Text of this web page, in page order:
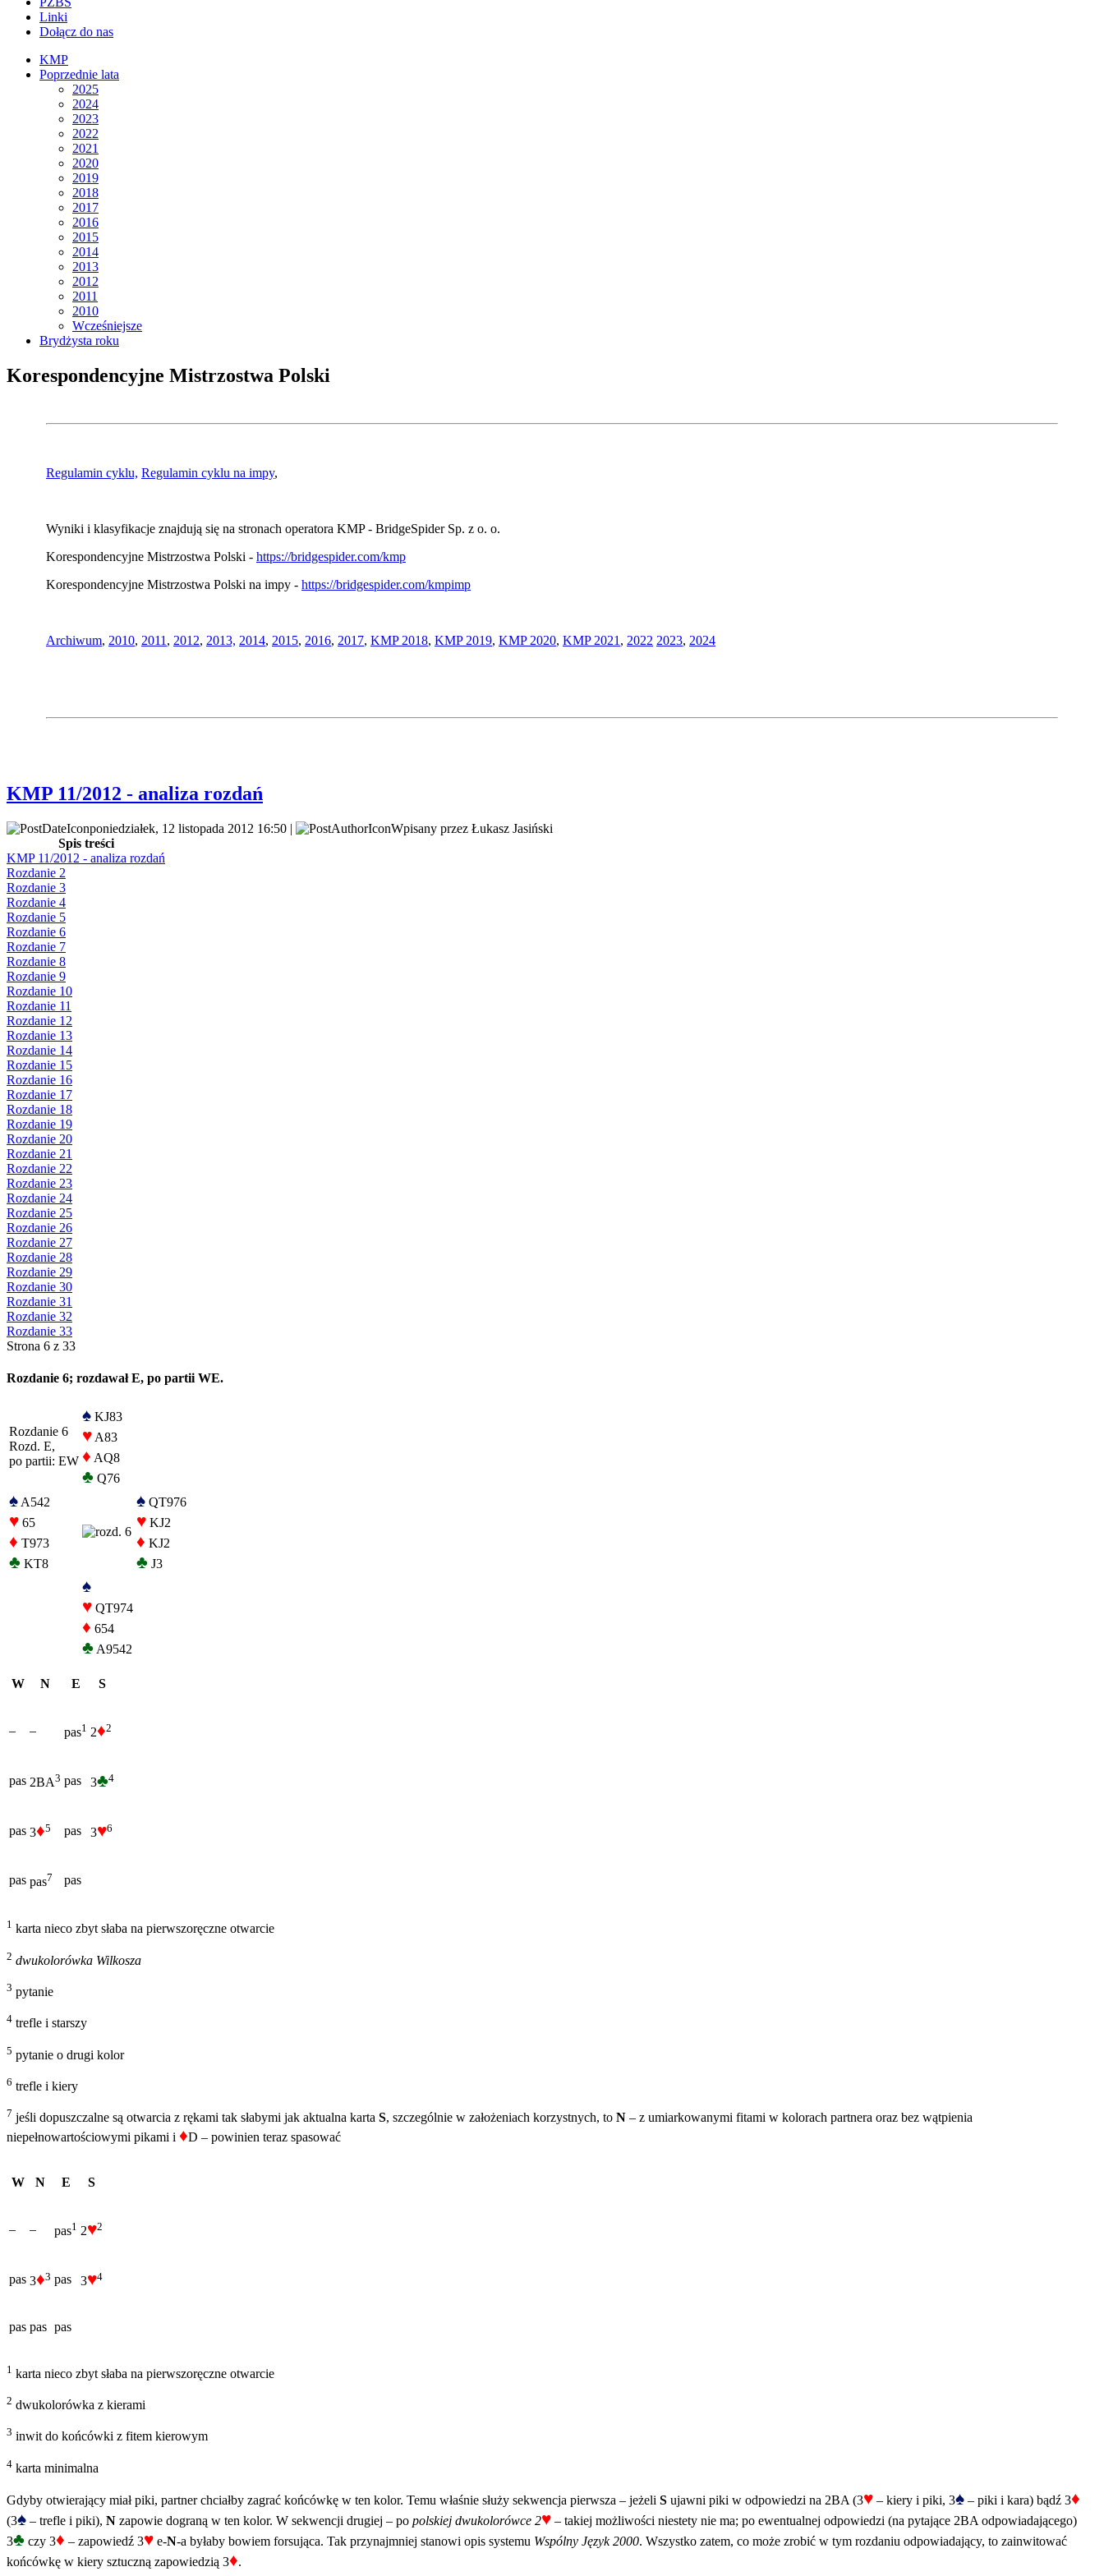
Linki
Dołącz do nas
KMP
Poprzednie lata
2025
2024
2023
2022
2021
2020
2019
2018
2017
2016
2015
2014
2013
2012
2011
2010
Wcześniejsze
Brydżysta roku
Korespondencyjne Mistrzostwa Polski
Regulamin cyklu, Regulamin cyklu na impy,
Wyniki i klasyfikacje znajdują się na stronach operatora KMP - BridgeSpider Sp. z o. o.
Korespondencyjne Mistrzostwa Polski - https://bridgespider.com/kmp
Korespondencyjne Mistrzostwa Polski na impy - https://bridgespider.com/kmpimp
Archiwum, 2010, 2011 , 2012, 2013, 2014, 2015, 2016, 2017, KMP 2018, KMP 2019, KMP 2020, KMP 2021 , 2022 2023, 2024
KMP 11/2012 - analiza rozdań
poniedziałek, 12 listopada 2012 16:50 |
Wpisany przez Łukasz Jasiński
Spis treści
KMP 11/2012 - analiza rozdań
Rozdanie 2
Rozdanie 3
Rozdanie 4
Rozdanie 5
Rozdanie 6
Rozdanie 7
Rozdanie 8
Rozdanie 9
Rozdanie 10
Rozdanie 11
Rozdanie 12
Rozdanie 13
Rozdanie 14
Rozdanie 15
Rozdanie 16
Rozdanie 17
Rozdanie 18
Rozdanie 19
Rozdanie 20
Rozdanie 21
Rozdanie 22
Rozdanie 23
Rozdanie 24
Rozdanie 25
Rozdanie 26
Rozdanie 27
Rozdanie 28
Rozdanie 29
Rozdanie 30
Rozdanie 31
Rozdanie 32
Rozdanie 33
Strona 6 z 33
Rozdanie 6; rozdawał E, po partii WE.
Rozdanie 6
Rozd. E,
po partii: EW
♠ KJ83
♥A83
♦ AQ8
♣ Q76
♠A542
♥ 65
♦ T973
♣ KT8
♠ QT976
♥ KJ2
♦ KJ2
♣ J3
♠
♥ QT974
♦ 654
♣A9542
W N E S
– – pas1 2♦2
pas 2BA3 pas 3♣4
pas 3♦5 pas 3♥6
pas pas7 pas
1 karta nieco zbyt słaba na pierwszoręczne otwarcie
2 dwukolorówka Wilkosza
3 pytanie
4 trefle i starszy
5 pytanie o drugi kolor
6 trefle i kiery
7 jeśli dopuszczalne są otwarcia z rękami tak słabymi jak aktualna karta S, szczególnie w założeniach korzystnych, to N – z umiarkowanymi fitami w kolorach partnera oraz bez wątpienia
niepełnowartościowymi pikami i ♦D – powinien teraz spasować
W N E S
– – pas1 2♥2
pas 3♦3 pas 3♥4
pas pas pas
1 karta nieco zbyt słaba na pierwszoręczne otwarcie
2 dwukolorówka z kierami
3 inwit do końcówki z fitem kierowym
4 karta minimalna
Gdyby otwierający miał piki, partner chciałby zagrać końcówkę w ten kolor. Temu właśnie służy sekwencja pierwsza – jeżeli S ujawni piki w odpowiedzi na 2BA (3♥ – kiery i piki, 3♠ – piki i kara) bądź 3♦
(3♠ – trefle i piki), N zapowie dograną w ten kolor. W sekwencji drugiej – po polskiej dwukolorówce 2♥ – takiej możliwości niestety nie ma; po ewentualnej odpowiedzi (na pytające 2BA odpowiadającego)
3♣ czy 3♦ – zapowiedź 3♥ e-N-a byłaby bowiem forsująca. Tak przynajmniej stanowi opis systemu Wspólny Język 2000. Wszystko zatem, co może zrobić w tym rozdaniu odpowiadający, to zainwitować
końcówkę w kiery sztuczną zapowiedzią 3♦.